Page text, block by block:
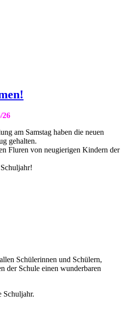
26
am Samstag haben die neuen
gehalten.
Fluren von neugierigen Kindern der
Schülerinnen und Schülern,
der Schule einen wunderbaren
Schuljahr.